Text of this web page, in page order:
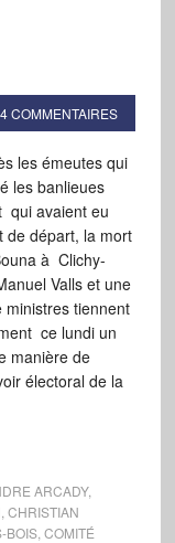
4 COMMENTAIRES
les émeutes qui
les banlieues
qui avaient eu
de départ, la mort
à Clichy-
Valls et une
ministres tiennent
ce lundi un
manière de
électoral de la
ARCADY,
CHRISTIAN
BOIS, COMITÉ